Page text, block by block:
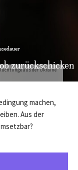
aus der Ukraine
zurückschicken
machen,
Aus der